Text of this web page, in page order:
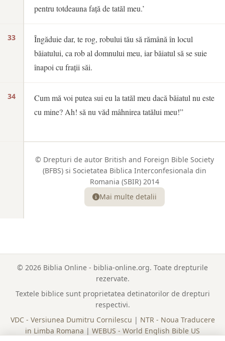
33
34
pentru totdeauna față de tatăl meu.’
Îngăduie dar, te rog, robului tău să rămână în locul
băiatului, ca rob al domnului meu, iar băiatul să se suie
înapoi cu frații săi.
Cum mă voi putea sui eu la tatăl meu dacă băiatul nu este
cu mine? Ah! să nu văd mâhnirea tatălui meu!”
© Drepturi de autor British and Foreign Bible Society
(BFBS) si Societatea Biblica Interconfesionala din
Romania (SBIR) 2014
Mai multe detalii
© 2026 Biblia Online - biblia-online.org. Toate drepturile
rezervate.
Textele biblice sunt proprietatea detinatorilor de drepturi
respectivi.
VDC - Versiunea Dumitru Cornilescu | NTR - Noua Traducere
in Limba Romana | WEBUS - World English Bible US